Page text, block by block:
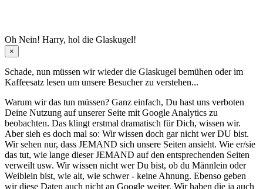
Oh Nein! Harry, hol die Glaskugel!
×
Schade, nun müssen wir wieder die Glaskugel bemühen oder im
Kaffeesatz lesen um unsere Besucher zu verstehen...
Warum wir das tun müssen? Ganz einfach, Du hast uns verboten
Deine Nutzung auf unserer Seite mit Google Analytics zu
beobachten. Das klingt erstmal dramatisch für Dich, wissen wir.
Aber sieh es doch mal so: Wir wissen doch gar nicht wer DU bist.
Wir sehen nur, dass JEMAND sich unsere Seiten ansieht. Wie er/sie
das tut, wie lange dieser JEMAND auf den entsprechenden Seiten
verweilt usw. Wir wissen nicht wer Du bist, ob du Männlein oder
Weiblein bist, wie alt, wie schwer - keine Ahnung. Ebenso geben
wir diese Daten auch nicht an Google weiter. Wir haben die ja auch